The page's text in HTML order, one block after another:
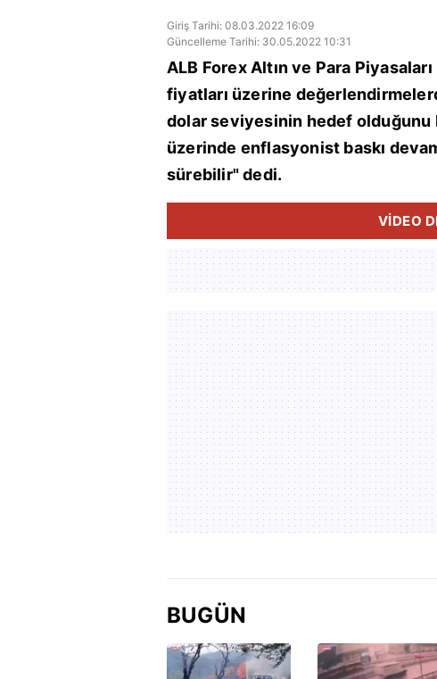
Giriş Tarihi: 08.03.2022 16:09
Güncelleme Tarihi: 30.05.2022 10:31
ALB Forex Altın ve Para
fiyatları üzerine
dolar seviyesinin hedef
üzerinde enflasyonist baskı
sürebilir" dedi.
VİDEO
BUGÜN